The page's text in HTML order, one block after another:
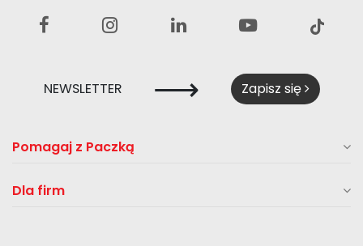
NEWSLETTER ⟶ Zapisz się
Pomagaj z Paczką
Dla firm